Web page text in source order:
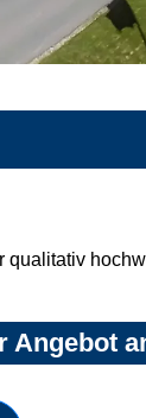
qualitativ
Angebot